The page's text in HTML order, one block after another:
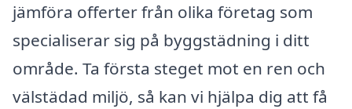
jämföra offerter från olika företag som
specialiserar sig på byggstädning i ditt
område. Ta första steget mot en ren och
välstädad miljö, så kan vi hjälpa dig att få